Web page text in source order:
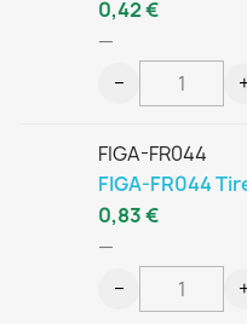
—
0,42 €
−
FIGA-FR044
FIGA-FR044
—
0,83 €
−